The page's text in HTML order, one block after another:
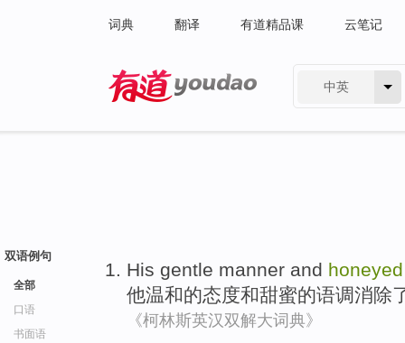
词典 翻译 有道精品课 云笔记
中英
双语例句
全部
口语
书面语
His gentle manner and honeyed
他温和的态度和甜蜜的语调消除
《柯林斯英汉双解大词典》